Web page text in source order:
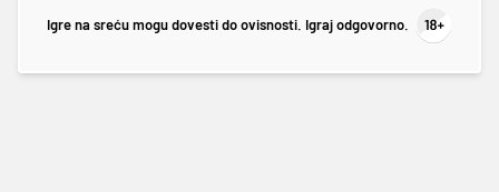
Igre na sreću mogu dovesti do ovisnosti. Igraj odgovorno.